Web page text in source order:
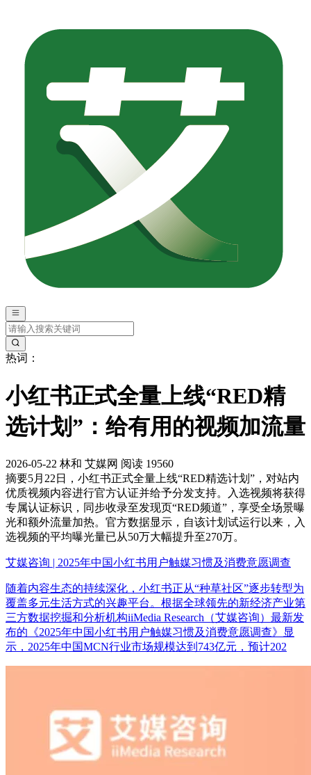
热词：
小红书正式全量上线“RED精
选计划”：给有用的视频加流量
2026-05-22 林和 艾媒网 阅读 19560
摘要5月22日，小红书正式全量上线“RED精选计划”，对站内
优质视频内容进行官方认证并给予分发支持。入选视频将获得
专属认证标识，同步收录至发现页“RED频道”，享受全场景曝
光和额外流量加热。官方数据显示，自该计划试运行以来，入
选视频的平均曝光量已从50万大幅提升至270万。
艾媒咨询 | 2025年中国小红书用户触媒习惯及消费意愿调查
随着内容生态的持续深化，小红书正从“种草社区”逐步转型为
覆盖多元生活方式的兴趣平台。根据全球领先的新经济产业第
三方数据挖掘和分析机构iiMedia Research（艾媒咨询）最新发
布的《2025年中国小红书用户触媒习惯及消费意愿调查》显
示，2025年中国MCN行业市场规模达到743亿元，预计202